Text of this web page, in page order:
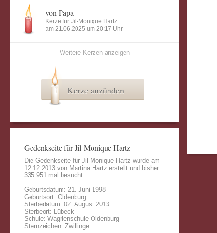
von Papa
Kerze für Jil-Monique Hartz
am 21.06.2025 um 20:17 Uhr
Weitere Kerzen anzeigen
Kerze anzünden
Gedenkseite für Jil-Monique Hartz
Die Gedenkseite für Jil-Monique Hartz wurde am
12.12.2013 von Martina Hartz erstellt und bisher
335.951 mal besucht.
Geburtsdatum: 21. Juni 1998
Geburtsort: Oldenburg
Sterbedatum: 02. August 2013
Sterbeort: Lübeck
Schule: Wagrienschule Oldenburg
Sternzeichen: Zwillinge